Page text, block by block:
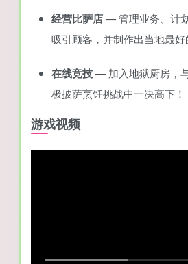
经营比萨店— 管理业务、计
吸引顾客，并制作出当地最好
在线竞技— 加入地狱厨房，
极披萨烹饪挑战中一决高下！
游戏视频